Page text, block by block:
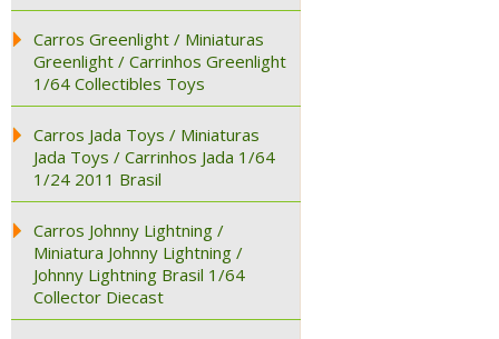
Carros Greenlight / Miniaturas
Greenlight / Carrinhos Greenlight
1/64 Collectibles Toys
Carros Jada Toys / Miniaturas
Jada Toys / Carrinhos Jada 1/64
1/24 2011 Brasil
Carros Johnny Lightning /
Miniatura Johnny Lightning /
Johnny Lightning Brasil 1/64
Collector Diecast